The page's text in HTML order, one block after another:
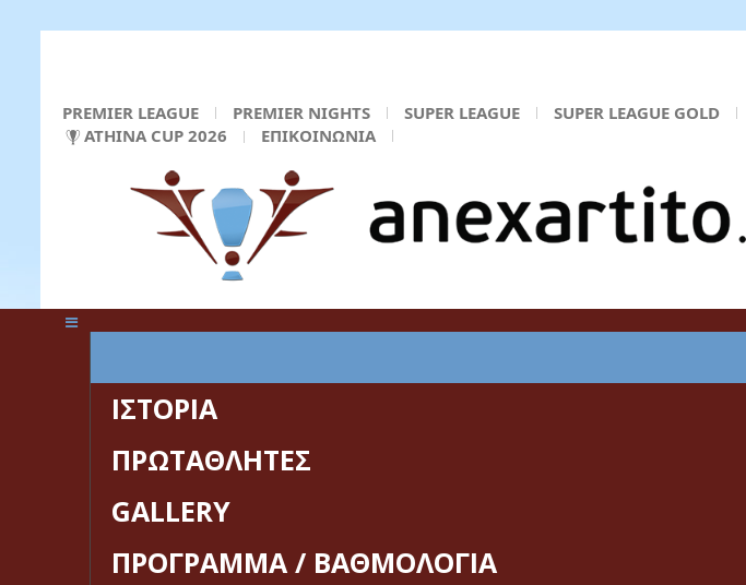
PREMIER LEAGUE PREMIER NIGHTS SUPER LEAGUE SUPER LEAGUE GOLD
ATHINA CUP 2026
ΕΠΙΚΟΙΝΩΝΙΑ
ΙΣΤΟΡΙΑ
ΠΡΩΤΑΘΛΗΤΕΣ
GALLERY
ΠΡΟΓΡΑΜΜΑ / ΒΑΘΜΟΛΟΓΙΑ